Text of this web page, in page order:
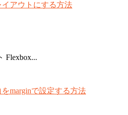
アウトにする方法
Flexbox...
marginで設定する方法